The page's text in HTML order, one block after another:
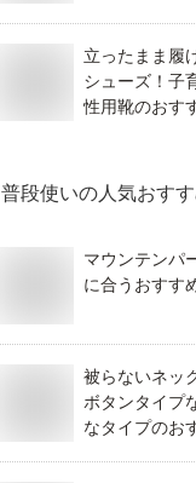
立ったまま履
シューズ！子
性用靴のおす
普段使いの人気おす
マウンテンパ
に合うおすす
被らないネッ
ボタンタイプ
なタイプのお